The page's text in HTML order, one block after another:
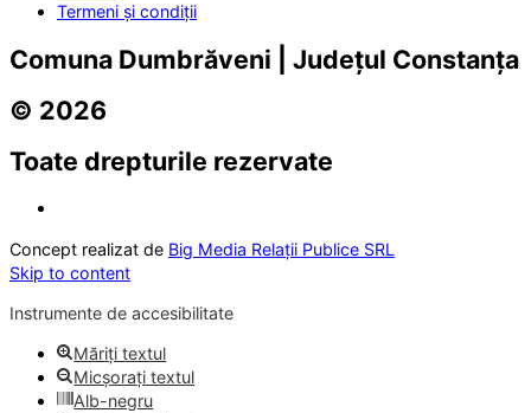
Termeni și condiții
Comuna Dumbrăveni | Județul Constanța
© 2026
Toate drepturile rezervate
Concept realizat de Big Media Relații Publice SRL
Skip to content
Instrumente de accesibilitate
Măriți textul
Micșorați textul
Alb-negru